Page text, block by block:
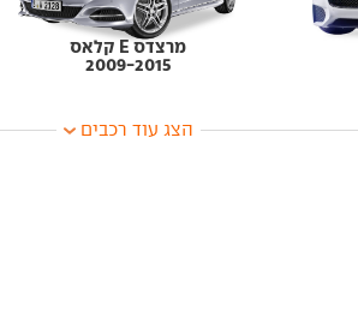
מרצדס E קלאס
2009-2015
הצג עוד רכבים